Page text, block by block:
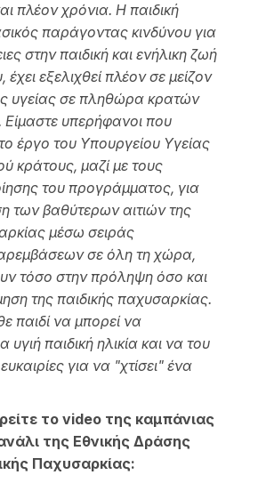
πλέον χρόνια. Η παιδική
παράγοντας κινδύνου για
στην παιδική και ενήλικη ζωή
εξελιχθεί πλέον σε μείζον
υγείας σε πληθώρα κρατών
υπερήφανοι που
έργο του Υπουργείου Υγείας
κράτους, μαζί με τους
του προγράμματος, για
των βαθύτερων αιτιών της
μέσω σειράς
σε όλη τη χώρα,
τόσο στην πρόληψη όσο και
της παιδικής παχυσαρκίας.
παιδί να μπορεί να
υγιή παιδική ηλικία και να του
για να "χτίσει" ένα
το video της καμπάνιας
της Εθνικής Δράσης
Παχυσαρκίας: